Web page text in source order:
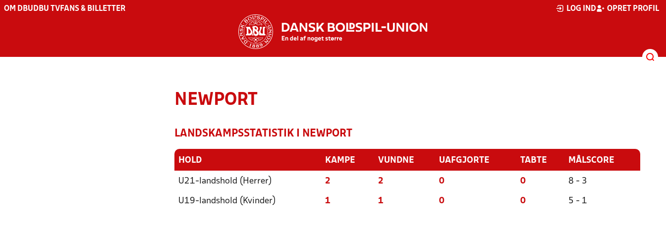
OM DBU DBU TV FANS & BILLETTER LOG IND OPRET PROFIL
NEWPORT
LANDSKAMPSSTATISTIK I NEWPORT
HOLD KAMPE VUNDNE UAFGJORTE TABTE MÅLSCORE
U21-landshold (Herrer) 2 2 0 0 8 - 3
U19-landshold (Kvinder) 1 1 0 0 5 - 1